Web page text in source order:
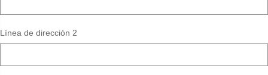
Línea de dirección 2